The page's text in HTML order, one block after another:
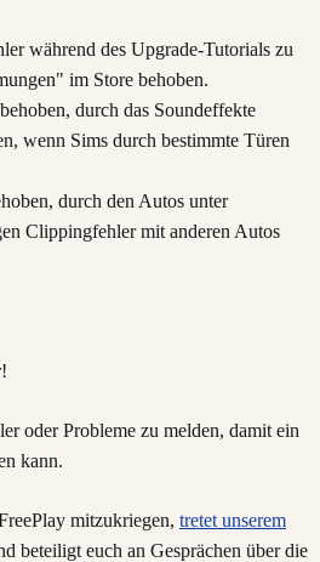
während des Upgrade-Tutorials zu
im Store behoben.
durch das Soundeffekte
wenn Sims durch bestimmte Türen
durch den Autos unter
Clippingfehler mit anderen Autos
oder Probleme zu melden, damit ein
kann.
mitzukriegen, tretet unserem
beteiligt euch an Gesprächen über die